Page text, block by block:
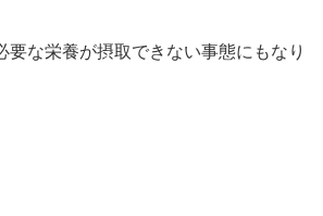
要な栄養が摂取できない事態にもなり